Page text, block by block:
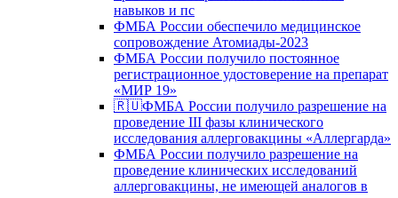
навыков и пс
ФМБА России обеспечило медицинское
сопровождение Атомиады-2023
ФМБА России получило постоянное
регистрационное удостоверение на препарат
«МИР 19»
🇷🇺ФМБА России получило разрешение на
проведение III фазы клинического
исследования аллерговакцины «Аллергарда»
ФМБА России получило разрешение на
проведение клинических исследований
аллерговакцины, не имеющей аналогов в